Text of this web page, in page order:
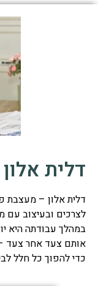
דלית
דלית אלון – מעצבת
לצרכים ובעיצוב עם
במהלך עבודתה היא
אותם צעד אחר צעד –
כדי להפוך כל חלל